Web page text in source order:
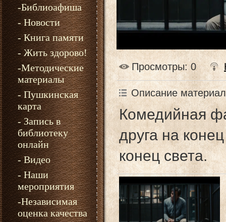
-Библиоафиша
- Новости
- Книга памяти
- Жить здорово!
-Методические
материалы
- Пушкинская
карта
- Запись в
библиотеку
онлайн
- Видео
- Наши
мероприятия
-Независимая
оценка качества
Просмотры: 0
Описание
Комедийная
друга на
конец света.